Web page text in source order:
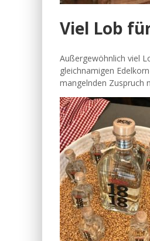
Viel Lob
Außergewöhnlich viel
gleichnamigen
mangelnden Zuspruch